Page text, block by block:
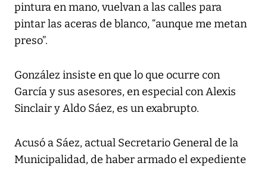
pintura en mano, vuelvan a las calles para
pintar las aceras de blanco, “aunque me metan
preso”.
González insiste en que lo que ocurre con
García y sus asesores, en especial con Alexis
Sinclair y Aldo Sáez, es un exabrupto.
Acusó a Sáez, actual Secretario General de la
Municipalidad, de haber armado el expediente